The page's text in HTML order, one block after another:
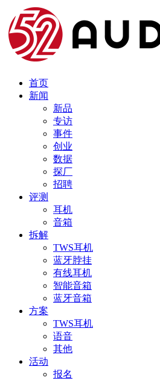
首页
新闻
新品
专访
事件
创业
数据
探厂
招聘
评测
耳机
音箱
拆解
TWS耳机
蓝牙脖挂
有线耳机
智能音箱
蓝牙音箱
方案
TWS耳机
语音
其他
活动
报名